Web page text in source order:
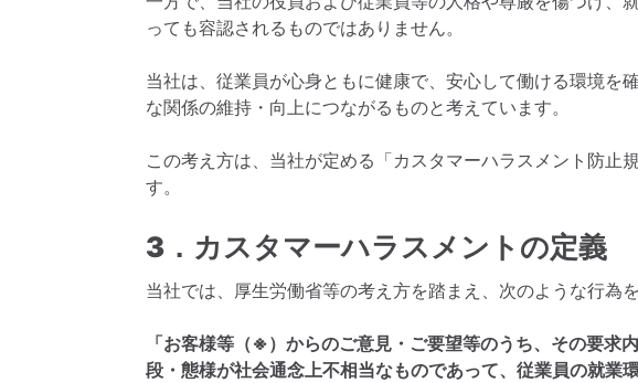
っても容認されるものではありません。
当社は、従業員が心身ともに健康で、安心して働ける環境を
な関係の維持・向上につながるものと考えています。
この考え方は、当社が定める「カスタマーハラスメント防止
す。
3．カスタマーハラスメントの定義
当社では、厚生労働省等の考え方を踏まえ、次のような行為
「お客様等（※）からのご意見・ご要望等のうち、その要求
段・態様が社会通念上不相当なものであって、従業員の就業